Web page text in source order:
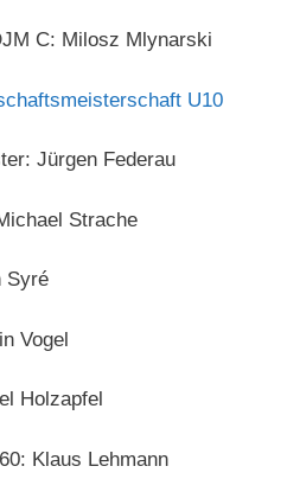
C: Milosz Mlynarski
U10
Jürgen Federau
Strache
Syré
Vogel
Holzapfel
Klaus Lehmann